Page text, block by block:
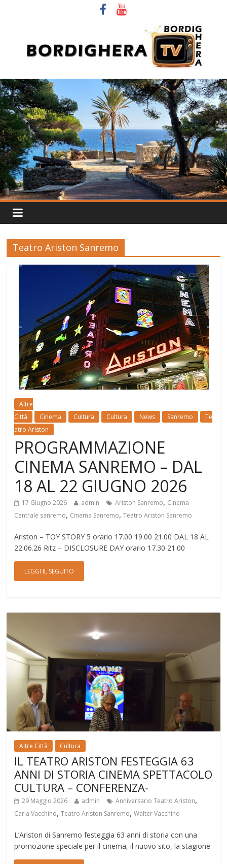
Teatro Ariston Sanremo
Altre
Città
Cinema Cultura Cultura News Sanremo
Te
atro Ariston
PROGRAMMAZIONE
CINEMA SANREMO – DAL
18 AL 22 GIUGNO 2026
17 Giugno 2026 admin Ariston Sanremo, Cinema
Centrale sanremo, Cinema Sanremo,Teatro Ariston Sanremo
Ariston – TOY STORY 5 orario 17.00 19.00 21.00 DAL 18 AL
22.06.26 Ritz – DISCLOSURE DAY orario 17.30 21.00
LEGGI IL SEGUITO
Altre Città Cultura
IL TEATRO ARISTON FESTEGGIA 63
ANNI DI STORIA CINEMA SPETTACOLO
CULTURA – CONFERENZA-
29 Maggio 2026 admin Anniversario Teatro Ariston,
Carla Vacchino,Teatro Ariston Sanremo,Walter Vacchino
L’Ariston di Sanremo festeggia 63 anni di storia con una
promozione speciale per il cinema, il nuovo sito, la stagione